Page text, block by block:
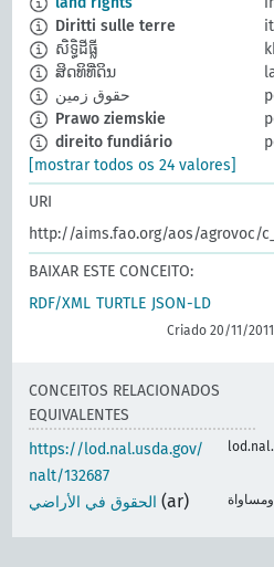
Diritti sulle terre
សិទ្ធិដីធ្លី
ສິດທິທີ່ດິນ
حقوق زمین
Prawo ziemskie
direito fundiário
[mostrar todos os 24 valores]
URI
http://aims.fao.org/aos/agrovoc/
BAIXAR ESTE CONCEITO:
RDF/XML TURTLE JSON-LD
Criado 20/11/
CONCEITOS RELACIONADOS
EQUIVALENTES
https://lod.nal.usda.gov/
nalt/132687
الحقوق في الأراضي (ar) ومساواة